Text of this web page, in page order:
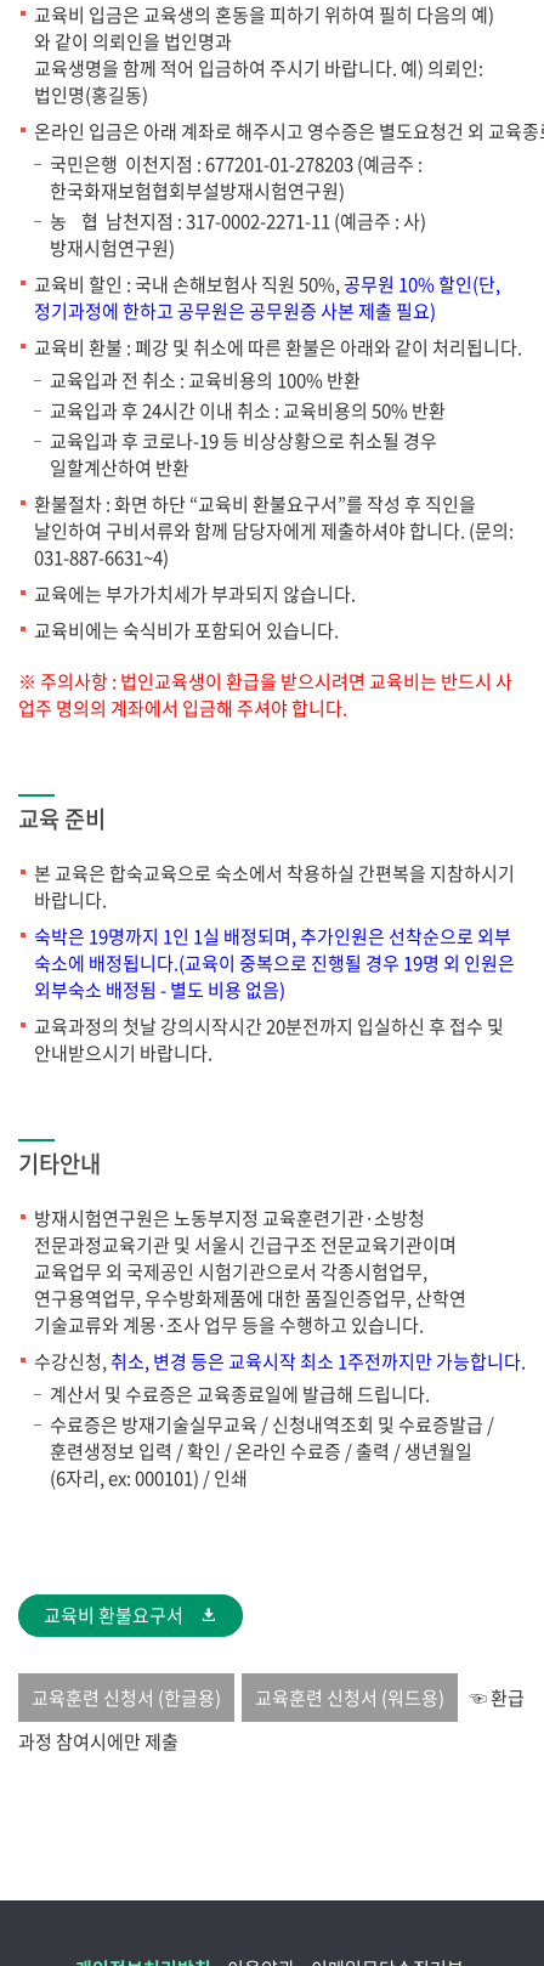
교육비 입금은 교육생의 혼동을 피하기 위하여 필히 다음의 예)
와 같이 의뢰인을 법인명과
교육생명을 함께 적어 입금하여 주시기 바랍니다. 예) 의뢰인:
법인명(홍길동)
온라인 입금은 아래 계좌로 해주시고 영수증은 별도요청건 외 교육
국민은행 이천지점 : 677201-01-278203 (예금주 :
한국화재보험협회부설방재시험연구원)
농 협 남천지점 : 317-0002-2271-11 (예금주 : 사)
방재시험연구원)
교육비 할인 : 국내 손해보험사 직원 50%,공무원 10% 할인(단,
정기과정에 한하고 공무원은 공무원증 사본 제출 필요)
교육비 환불 : 폐강 및 취소에 따른 환불은 아래와 같이 처리됩니다.
교육입과 전 취소 : 교육비용의 100% 반환
교육입과 후 24시간 이내 취소 : 교육비용의 50% 반환
교육입과 후 코로나-19 등 비상상황으로 취소될 경우
일할계산하여 반환
환불절차 : 화면 하단 “교육비 환불요구서”를 작성 후 직인을
날인하여 구비서류와 함께 담당자에게 제출하셔야 합니다. (문의:
031-887-6631~4)
교육에는 부가가치세가 부과되지 않습니다.
교육비에는 숙식비가 포함되어 있습니다.
※ 주의사항 : 법인교육생이 환급을 받으시려면 교육비는 반드시 사
업주 명의의 계좌에서 입금해 주셔야 합니다.
교육 준비
본 교육은 합숙교육으로 숙소에서 착용하실 간편복을 지참하시기
바랍니다.
숙박은 19명까지 1인 1실 배정되며, 추가인원은 선착순으로 외부
숙소에 배정됩니다.(교육이 중복으로 진행될 경우 19명 외 인원은
외부숙소 배정됨 - 별도 비용 없음)
교육과정의 첫날 강의시작시간 20분전까지 입실하신 후 접수 및
안내받으시기 바랍니다.
기타안내
방재시험연구원은 노동부지정 교육훈련기관·소방청
전문과정교육기관 및 서울시 긴급구조 전문교육기관이며
교육업무 외 국제공인 시험기관으로서 각종시험업무,
연구용역업무, 우수방화제품에 대한 품질인증업무, 산학연
기술교류와 계몽·조사 업무 등을 수행하고 있습니다.
수강신청,취소, 변경 등은 교육시작 최소 1주전까지만 가능합니다.
계산서 및 수료증은 교육종료일에 발급해 드립니다.
수료증은 방재기술실무교육 / 신청내역조회 및 수료증발급 /
훈련생정보 입력 / 확인 / 온라인 수료증 / 출력 / 생년월일
(6자리, ex: 000101) / 인쇄
교육비 환불요구서
교육훈련 신청서 (한글용) 교육훈련 신청서 (워드용)
☜ 환급
과정 참여시에만 제출